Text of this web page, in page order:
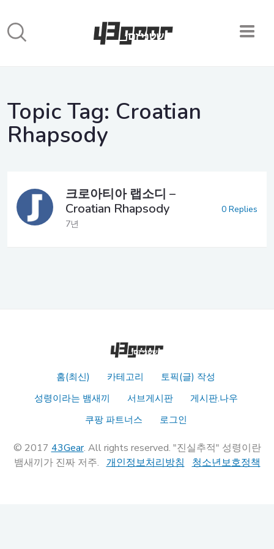
Topic Tag: Croatian
Rhapsody
크로아티아 랩소디 –
Croatian Rhapsody
7년
0 Replies
홈(최신) 카테고리
토픽(글) 작성
성령이라는 뱀새끼
서브게시판
게시판.나우
쿠팡 파트너스
로그인
© 2017 43Gear. All rights reserved. "진실추적" 성령이란
뱀새끼가 진짜 저주. 개인정보처리방침 청소년보호정책